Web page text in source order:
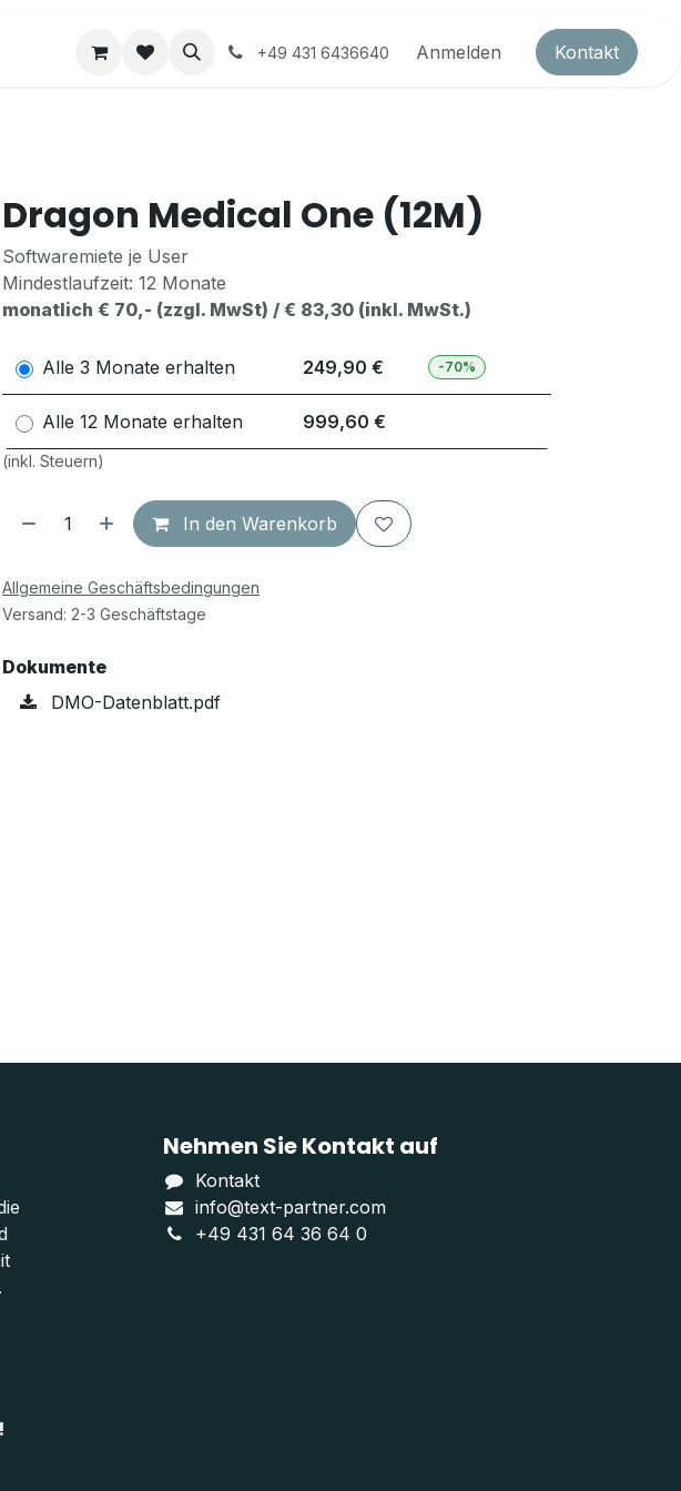
Downloads Partnerprogramm
+49 431 6436640 Anmelden Kontakt
Dragon Medical One (12M)
Softwaremiete je User
Mindestlaufzeit: 12 Monate
monatlich € 70,- (zzgl. MwSt) / € 83,30 (inkl. MwSt.)
Alle 3 Monate erhalten 249,90 € -70%
Alle 12 Monate erhalten 999,60 €
(inkl. Steuern)
In den Warenkorb
Allgemeine Geschäftsbedingungen
Versand: 2-3 Geschäftstage
Dokumente
DMO-Datenblatt.pdf
Nehmen Sie Kontakt auf
Kontakt
info@text-partner.com
+49 431 64 36 64 0